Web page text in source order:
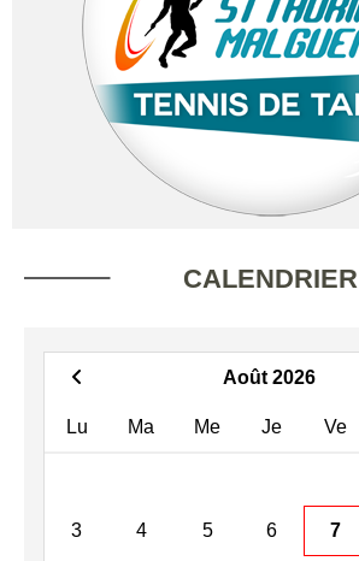
CALENDRIER
Août 2026
Lu Ma Me Je Ve
3 4 5 6 7